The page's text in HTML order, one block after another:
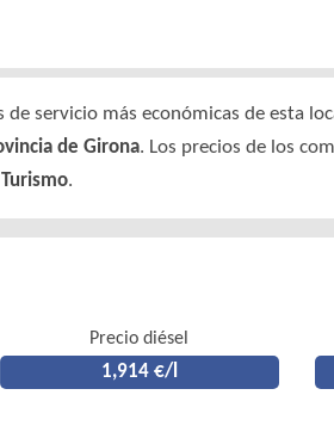
servicio más económicas de esta
de Girona. Los precios de los
.
Precio diésel
1,914 €/l